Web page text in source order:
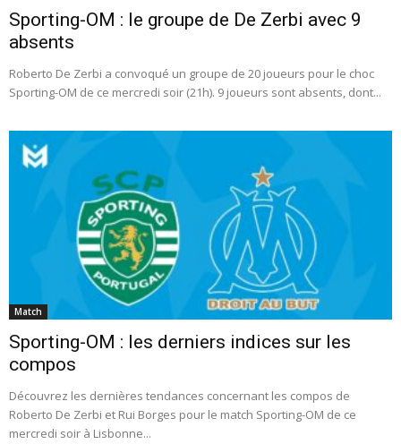
Sporting-OM : le groupe de De Zerbi avec 9
absents
Roberto De Zerbi a convoqué un groupe de 20 joueurs pour le choc
Sporting-OM de ce mercredi soir (21h). 9 joueurs sont absents, dont...
Match
Sporting-OM : les derniers indices sur les
compos
Découvrez les dernières tendances concernant les compos de
Roberto De Zerbi et Rui Borges pour le match Sporting-OM de ce
mercredi soir à Lisbonne...